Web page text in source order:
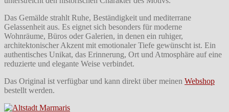
Das Gemälde strahlt Ruhe, Beständigkeit und mediterrane
Gelassenheit aus. Es eignet sich besonders für moderne
Wohnräume, Büros oder Galerien, in denen ein ruhiger,
architektonischer Akzent mit emotionaler Tiefe gewünscht ist. Ein
authentisches Unikat, das Erinnerung, Ort und Atmosphäre auf eine
reduzierte und elegante Weise verbindet.
Das Original ist verfügbar und kann direkt über meinen Webshop
bestellt werden.